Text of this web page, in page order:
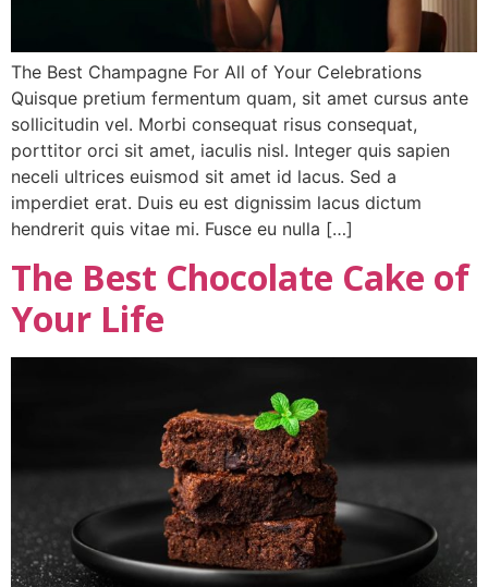
The Best Champagne For All of Your Celebrations
Quisque pretium fermentum quam, sit amet cursus ante
sollicitudin vel. Morbi consequat risus consequat,
porttitor orci sit amet, iaculis nisl. Integer quis sapien
neceli ultrices euismod sit amet id lacus. Sed a
imperdiet erat. Duis eu est dignissim lacus dictum
hendrerit quis vitae mi. Fusce eu nulla […]
The Best Chocolate Cake of
Your Life